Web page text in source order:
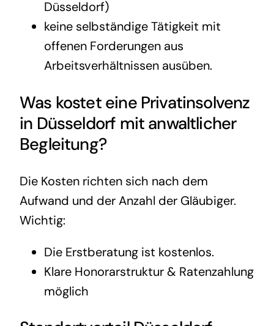
Düsseldorf)
keine selbständige Tätigkeit mit
offenen Forderungen aus
Arbeitsverhältnissen ausüben.
Was kostet eine Privatinsolvenz
in Düsseldorf mit anwaltlicher
Begleitung?
Die Kosten richten sich nach dem
Aufwand und der Anzahl der Gläubiger.
Wichtig:
Die Erstberatung ist kostenlos.
Klare Honorarstruktur & Ratenzahlung
möglich